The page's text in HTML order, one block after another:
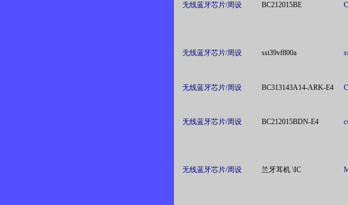
无线蓝牙芯片/周设 BC212015BE
无线蓝牙芯片/周设 sst39vf800a
无线蓝牙芯片/周设 BC313143A14-ARK-E4
无线蓝牙芯片/周设 BC212015BDN-E4
无线蓝牙芯片/周设 兰牙耳机 \IC